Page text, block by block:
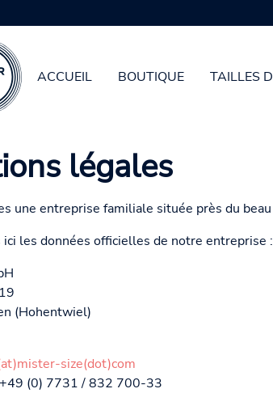
ACCUEIL BOUTIQUE TAILLES
légales
une entreprise familiale située près du
ici les données officielles de notre entreprise :
(Hohentwiel)
size(dot)com
(0) 7731 / 832 700-33